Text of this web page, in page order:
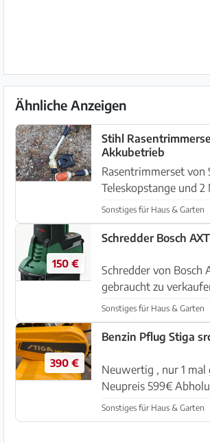
Ähnliche Anzeigen
Stihl
Akkubetrieb
Rasentrimmerset
Teleskopstange und 2
Akku zu verkaufen, wir wohnen bei
Cales de Mallorca
Sonstiges für Haus & Garten
150 €
Schredder Bosch
Schredder von Bosch
gebraucht zu
Santanyi) Movil
Sonstiges für Haus & Garten
390 €
Benzin Pflug
Neuwertig , nur 1 mal
Neupreis 599€
Sonstiges für Haus & Garten